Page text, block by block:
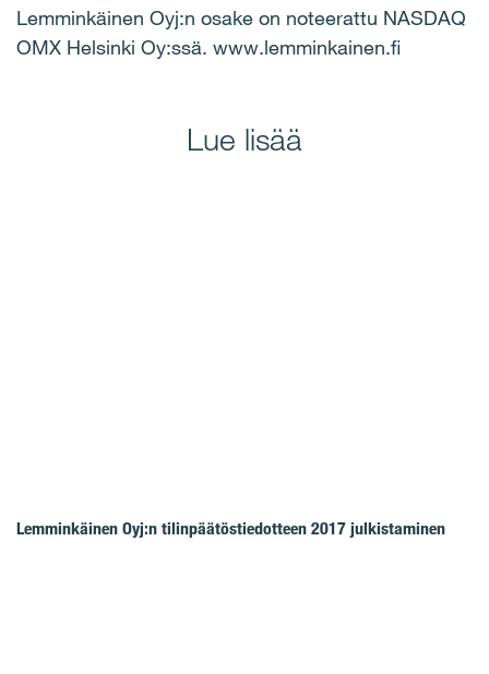
Lemminkäinen Oyj:n osake on noteerattu NASDAQ
OMX Helsinki Oy:ssä. www.lemminkainen.fi
Lue lisää
Lemminkäinen Oyj:n tilinpäätöstiedotteen 2017 julkistaminen